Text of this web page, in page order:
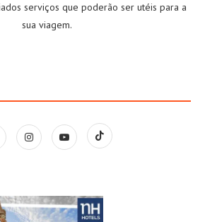
serviços que poderão ser utéis para a
sua viagem.